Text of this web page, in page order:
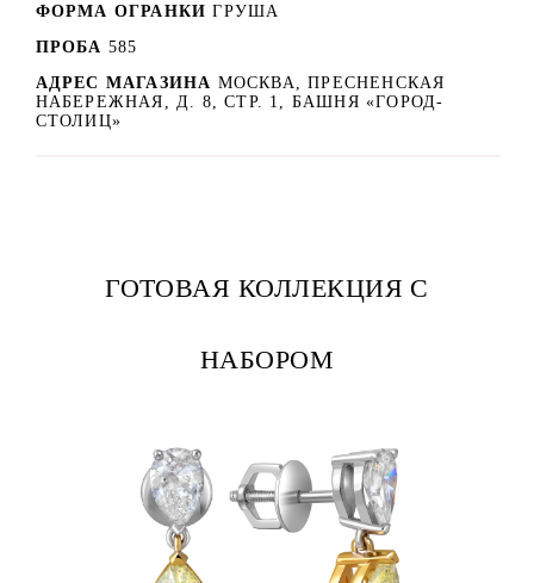
ФОРМА ОГРАНКИ ГРУША
ПРОБА 585
АДРЕС МАГАЗИНА МОСКВА, ПРЕСНЕНСКАЯ
НАБЕРЕЖНАЯ, Д. 8, СТР. 1, БАШНЯ «ГОРОД-
СТОЛИЦ»
ГОТОВАЯ КОЛЛЕКЦИЯ С
НАБОРОМ